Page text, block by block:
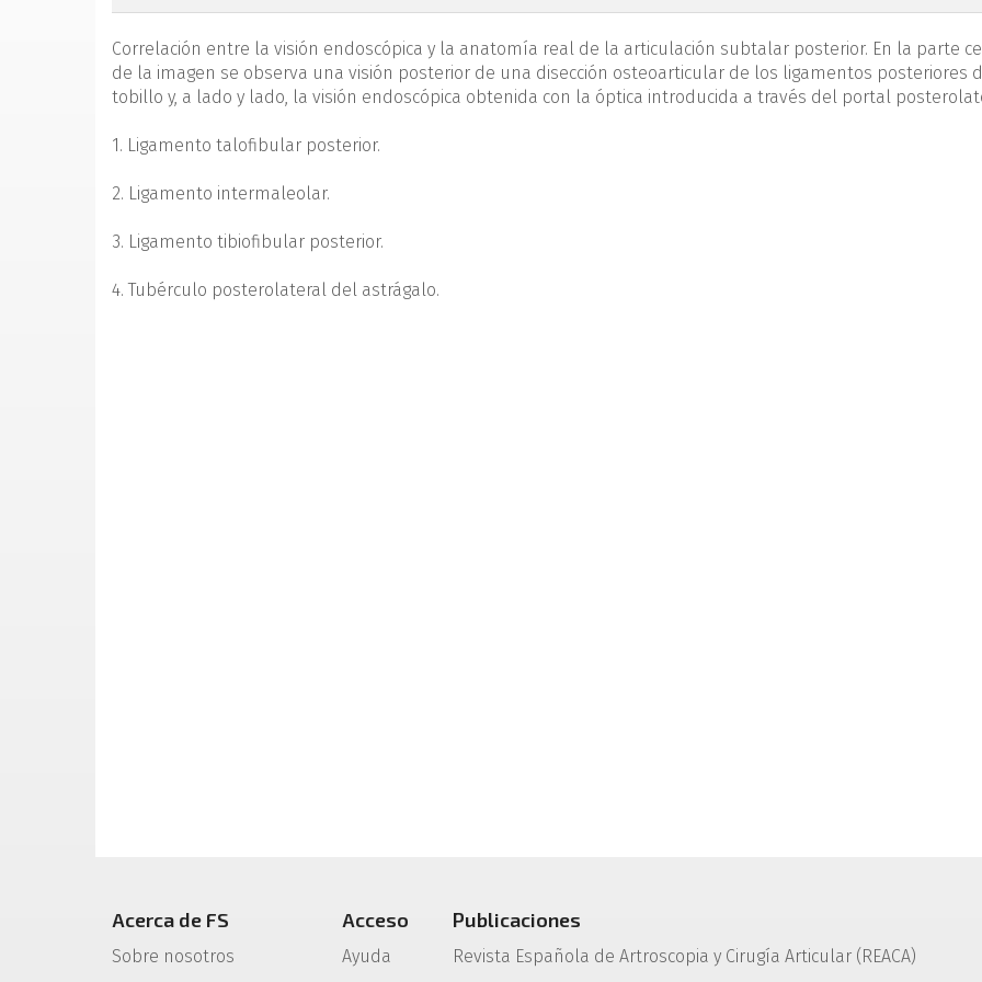
Correlación entre la visión endoscópica y la anatomía real de la articulación subtalar posterior. En la parte
de la imagen se observa una visión posterior de una disección osteoarticular de los ligamentos posteriores
tobillo y, a lado y lado, la visión endoscópica obtenida con la óptica introducida a través del portal
1. Ligamento talofibular posterior.
2. Ligamento intermaleolar.
3. Ligamento tibiofibular posterior.
4. Tubérculo posterolateral del astrágalo.
Acerca de FS
Sobre nosotros
Acceso
Ayuda
Publicaciones
Revista Española de Artroscopia y Cirugía Articular (REACA)